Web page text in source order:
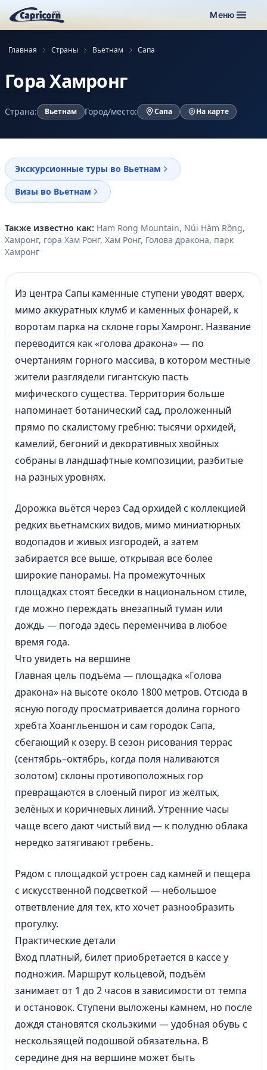
Меню
Главная Страны Вьетнам Сапа
Гора Хамронг
Страна: Вьетнам Город/место: Сапа На карте
Экскурсионные туры во Вьетнам
Визы во Вьетнам
Также известно как: Ham Rong Mountain, Núi Hàm Rồng,
Хамронг, гора Хам Ронг, Хам Ронг, Голова дракона, парк
Хамронг
Из центра Сапы каменные ступени уводят вверх,
мимо аккуратных клумб и каменных фонарей, к
воротам парка на склоне горы Хамронг. Название
переводится как «голова дракона» — по
очертаниям горного массива, в котором местные
жители разглядели гигантскую пасть
мифического существа. Территория больше
напоминает ботанический сад, проложенный
прямо по скалистому гребню: тысячи орхидей,
камелий, бегоний и декоративных хвойных
собраны в ландшафтные композиции, разбитые
на разных уровнях.
Дорожка вьётся через Сад орхидей с коллекцией
редких вьетнамских видов, мимо миниатюрных
водопадов и живых изгородей, а затем
забирается всё выше, открывая всё более
широкие панорамы. На промежуточных
площадках стоят беседки в национальном стиле,
где можно переждать внезапный туман или
дождь — погода здесь переменчива в любое
время года.
Что увидеть на вершине
Главная цель подъёма — площадка «Голова
дракона» на высоте около 1800 метров. Отсюда в
ясную погоду просматривается долина горного
хребта Хоангльеншон и сам городок Сапа,
сбегающий к озеру. В сезон рисования террас
(сентябрь–октябрь, когда поля наливаются
золотом) склоны противоположных гор
превращаются в слоёный пирог из жёлтых,
зелёных и коричневых линий. Утренние часы
чаще всего дают чистый вид — к полудню облака
нередко затягивают гребень.
Рядом с площадкой устроен сад камней и пещера
с искусственной подсветкой — небольшое
ответвление для тех, кто хочет разнообразить
прогулку.
Практические детали
Вход платный, билет приобретается в кассе у
подножия. Маршрут кольцевой, подъём
занимает от 1 до 2 часов в зависимости от темпа
и остановок. Ступени выложены камнем, но после
дождя становятся скользкими — удобная обувь с
нескользящей подошвой обязательна. В
середине дня на вершине может быть